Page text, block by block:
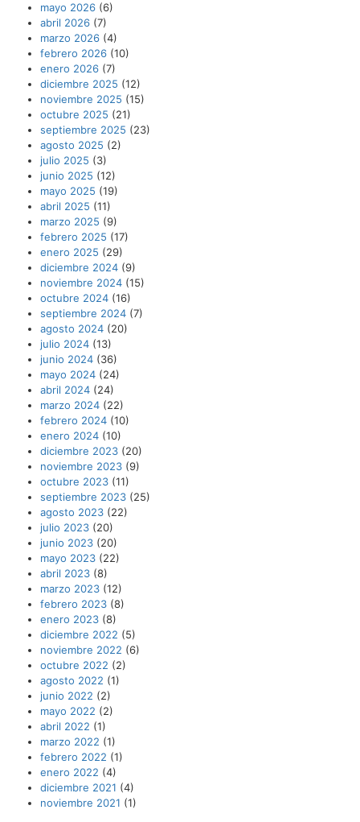
mayo 2026 (6)
abril 2026 (7)
marzo 2026 (4)
febrero 2026 (10)
enero 2026 (7)
diciembre 2025 (12)
noviembre 2025 (15)
octubre 2025 (21)
septiembre 2025 (23)
agosto 2025 (2)
julio 2025 (3)
junio 2025 (12)
mayo 2025 (19)
abril 2025 (11)
marzo 2025 (9)
febrero 2025 (17)
enero 2025 (29)
diciembre 2024 (9)
noviembre 2024 (15)
octubre 2024 (16)
septiembre 2024 (7)
agosto 2024 (20)
julio 2024 (13)
junio 2024 (36)
mayo 2024 (24)
abril 2024 (24)
marzo 2024 (22)
febrero 2024 (10)
enero 2024 (10)
diciembre 2023 (20)
noviembre 2023 (9)
octubre 2023 (11)
septiembre 2023 (25)
agosto 2023 (22)
julio 2023 (20)
junio 2023 (20)
mayo 2023 (22)
abril 2023 (8)
marzo 2023 (12)
febrero 2023 (8)
enero 2023 (8)
diciembre 2022 (5)
noviembre 2022 (6)
octubre 2022 (2)
agosto 2022 (1)
junio 2022 (2)
mayo 2022 (2)
abril 2022 (1)
marzo 2022 (1)
febrero 2022 (1)
enero 2022 (4)
diciembre 2021 (4)
noviembre 2021 (1)